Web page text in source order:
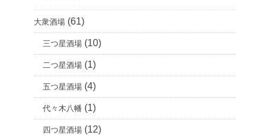
大衆酒場 (61)
三つ星酒場 (10)
二つ星酒場 (1)
五つ星酒場 (4)
代々木八幡 (1)
四つ星酒場 (12)